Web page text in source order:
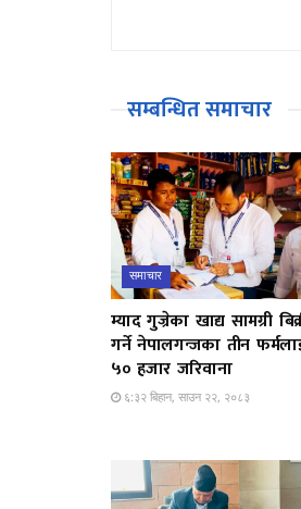
सम्बन्धित समाचार
समाचार
म्याद गुज्रेका खाद्य सामग्री
गर्ने नेपालगन्जका तीन
५० हजार जरिवाना
६:३२ बिहान, साउन २२, २०८३